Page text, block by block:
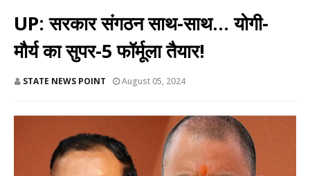
UP: सरकार संगठन साथ-साथ... योगी-
मौर्य का सुपर-5 फॉर्मूला तैयार!
STATE NEWS POINT August 05, 2024